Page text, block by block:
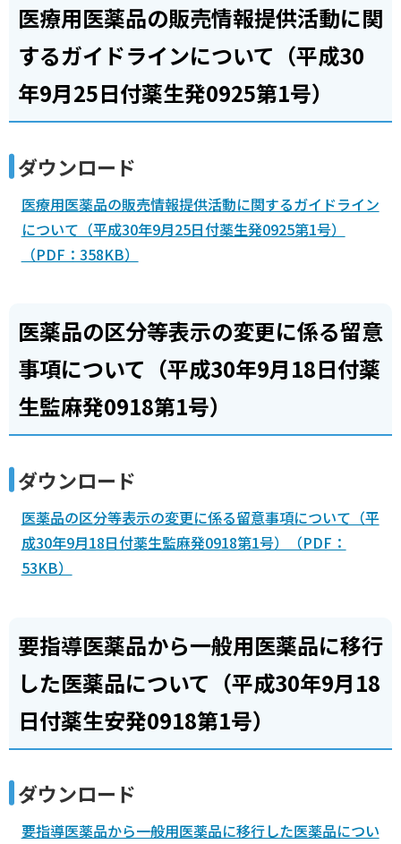
医療用医薬品の販売情報提供活動に関
するガイドラインについて（平成30
年9月25日付薬生発0925第1号）
ダウンロード
医療用医薬品の販売情報提供活動に関するガイドライン
について（平成30年9月25日付薬生発0925第1号）
（PDF：358KB）
医薬品の区分等表示の変更に係る留意
事項について（平成30年9月18日付薬
生監麻発0918第1号）
ダウンロード
医薬品の区分等表示の変更に係る留意事項について（平
成30年9月18日付薬生監麻発0918第1号）（PDF：
53KB）
要指導医薬品から一般用医薬品に移行
した医薬品について（平成30年9月18
日付薬生安発0918第1号）
ダウンロード
要指導医薬品から一般用医薬品に移行した医薬品につい